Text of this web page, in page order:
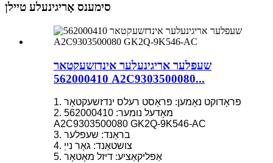
סימענס אָריגינעלע טיילן
שעפלער אריגינעלער אינדזשעקטאר
562000410 A2C9303500080...
1. פּראָדוקט נאָמען: פּראָסט רעלס ינדזשעקטאָר
2. מאָדעל נומער: 562000410
A2C9303500080 GK2Q-9K546-AC
3. בראַנד: שעפלער
4. צושטאַנד: גאָר נייַ
5. אַפּליקאַציע: דיזל מאָטאָר